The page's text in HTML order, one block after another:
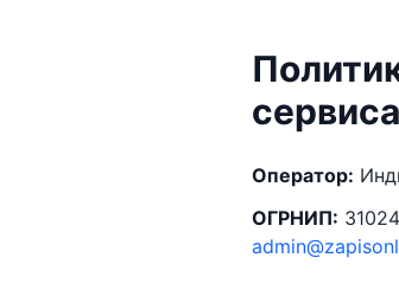
Оператор:
ОГРНИП: